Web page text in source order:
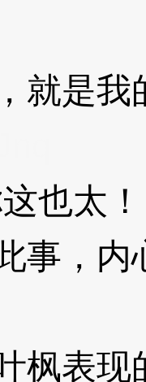
是我
也太！
，内
表现